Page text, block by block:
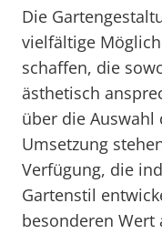
Die
vielfältige
schaffen, die
ästhetisch
über die Auswahl
Umsetzung
Verfügung, die
Gartenstil
besonderen Wert